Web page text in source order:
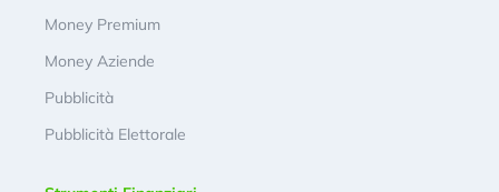
Money Premium
Money Aziende
Pubblicità
Pubblicità Elettorale